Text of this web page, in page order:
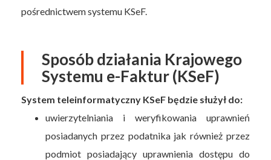
pośrednictwem systemu KSeF.
Sposób działania Krajowego
Systemu e-Faktur (KSeF)
System teleinformatyczny KSeF będzie służył do:
uwierzytelniania i weryfikowania uprawnień
posiadanych przez podatnika jak również przez
podmiot posiadający uprawnienia dostępu do